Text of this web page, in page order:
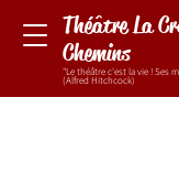
Théâtre La
Chemins
"Le théâtre c'est la vie ! Ses
(Alfred Hitchcock)